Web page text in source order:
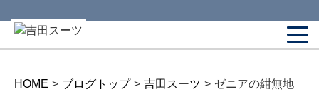
HOME > ブログトップ > 吉田スーツ > ゼニアの紺無地